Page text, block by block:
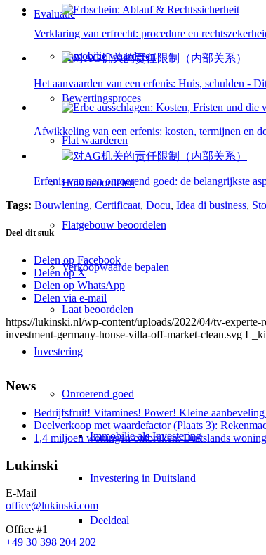
Evaluatie
Immobilie waarderen
Bewertingsproces
Flat waarderen
Huis beoordelen
Flatgebouw beoordelen
Verkoopwaarde bepalen
Laat beoordelen
Investering
Onroerend goed
Immobilie als Investering
Investering in Duitsland
Deeldeal
Verklaring van erfrecht: procedure en
Het aanvaarden van een erfenis: Huis, schulden -
Afwikkeling van een erfenis: kosten, termijnen en
Erfenis van een onroerend goed: de belangrijkste
Tags: Bouwlening, Certificaat, Docu, Idea di business,
Deel dit stuk
Delen op Facebook
Delen op X
Delen op WhatsApp
Delen via e-mail
https://lukinski.nl/wp-content/uploads/2022/04/tv-
investment-germany-house-villa-off-market-clean.svg
News
Bedrijfsfruit! Vitamines! Power! Kleine
Deelverkoop met waardefactor (Plaats 3):
1,4 miljoen woningen ontbreken: Duitslands
Lukinski
E-Mail
office@lukinski.com
Office #1
+49 30 398 204 202